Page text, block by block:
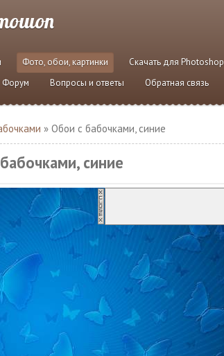
Фото, обои, картинки Скачать для Photoshop
Форум Вопросы и ответы Обратная связь
» Обои с бабочками, синие
синие